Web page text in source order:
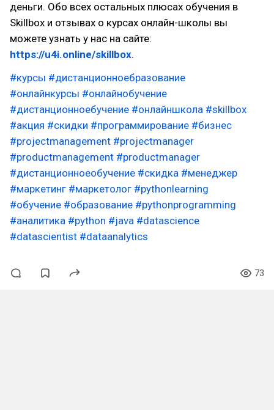
деньги. Обо всех остальных плюсах обучения в
Skillbox и отзывах о курсах онлайн-школы вы
можете узнать у нас на сайте:
https://u4i.online/skillbox.
#курсы #дистанционноебразование
#онлайнкурсы #онлайнобучение
#дистанционноебучение #онлайншкола #skillbox
#акция #скидки #программирование #бизнес
#projectmanagement #projectmanager
#productmanagement #productmanager
#дистанционноеобучение #скидка #менеджер
#маркетинг #маркетолог #pythonlearning
#обучение #образование #pythonprogramming
#аналитика #python #java #datascience
#datascientist #dataanalytics
73